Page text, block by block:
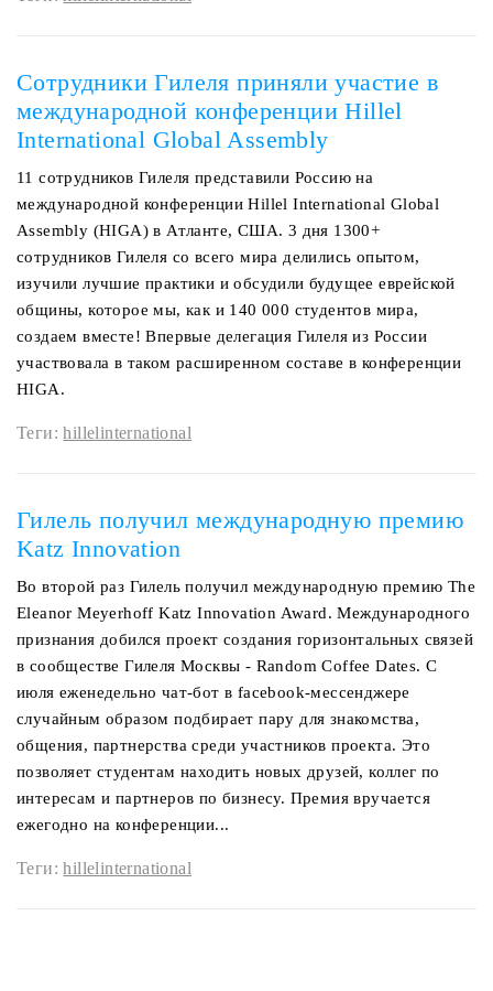
Сотрудники Гилеля приняли участие в
международной конференции Hillel
International Global Assembly
11 сотрудников Гилеля представили Россию на
международной конференции Hillel International Global
Assembly (HIGA) в Атланте, США. 3 дня 1300+
сотрудников Гилеля со всего мира делились опытом,
изучили лучшие практики и обсудили будущее еврейской
общины, которое мы, как и 140 000 студентов мира,
создаем вместе! Впервые делегация Гилеля из России
участвовала в таком расширенном составе в конференции
HIGA.
Теги:hillelinternational
Гилель получил международную премию
Katz Innovation
Во второй раз Гилель получил международную премию The
Eleanor Meyerhoff Katz Innovation Award. Международного
признания добился проект создания горизонтальных связей
в сообществе Гилеля Москвы - Random Coffee Dates. С
июля еженедельно чат-бот в facebook-мессенджере
случайным образом подбирает пару для знакомства,
общения, партнерства среди участников проекта. Это
позволяет студентам находить новых друзей, коллег по
интересам и партнеров по бизнесу. Премия вручается
ежегодно на конференции...
Теги:hillelinternational